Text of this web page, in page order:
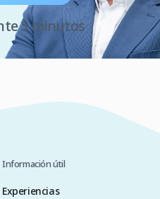
3 minutos
Información útil
Experiencias